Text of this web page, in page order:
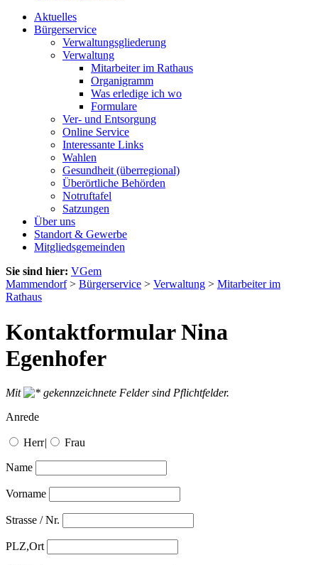
Aktuelles
Bürgerservice
Verwaltungsgliederung
Verwaltung
Mitarbeiter im Rathaus
Organigramm
Was erledige ich wo
Formulare
Ver- und Entsorgung
Online Service
Interessante Links
Wahlen
Gesundheit (überregional)
Überörtliche Behörden
Notruftafel
Satzungen
Über uns
Standort & Gewerbe
Mitgliedsgemeinden
Sie sind hier: VGem
Mammendorf> Bürgerservice > Verwaltung > Mitarbeiter im
Rathaus
Kontaktformular Nina
Egenhofer
Mit
gekennzeichnete Felder sind Pflichtfelder.
Anrede
Herr| Frau
Name
Vorname
Strasse / Nr.
PLZ,Ort